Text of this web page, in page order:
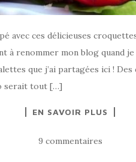
avec ces délicieuses
à renommer mon blog quand
que j’ai partagées ici !
serait tout […]
EN SAVOIR PLUS
9 commentaires